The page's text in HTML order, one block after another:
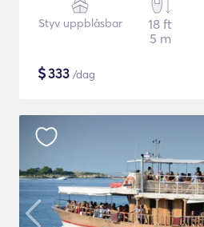
Styv uppblåsbar
18 ft
5 m
$333 /dag